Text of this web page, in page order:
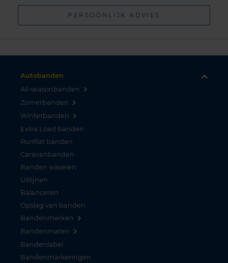
PERSOONLIJK ADVIES
Autobanden
All-seasonbanden
Zomerbanden
Winterbanden
Extra Load banden
Runflat banden
Caravanbanden
Banden wisselen
Uitlijnen
Balanceren
Opslag van banden
Bandenmerken
Bandenmaten
Bandenlabel
Bandenmarkeringen